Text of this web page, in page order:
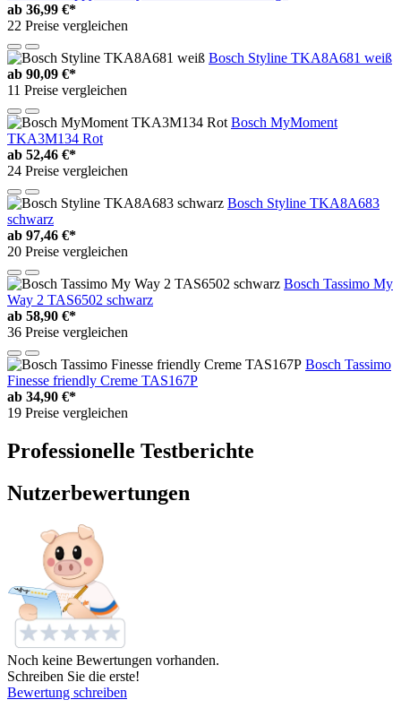
ab 36,99 €*
22 Preise vergleichen
Bosch Styline TKA8A681 weiß
ab 90,09 €*
11 Preise vergleichen
Bosch MyMoment
TKA3M134 Rot
ab 52,46 €*
24 Preise vergleichen
Bosch Styline TKA8A683
schwarz
ab 97,46 €*
20 Preise vergleichen
Bosch Tassimo My
Way 2 TAS6502 schwarz
ab 58,90 €*
36 Preise vergleichen
Bosch Tassimo
Finesse friendly Creme TAS167P
ab 34,90 €*
19 Preise vergleichen
Professionelle Testberichte
Nutzerbewertungen
Noch keine Bewertungen vorhanden.
Schreiben Sie die erste!
Bewertung schreiben